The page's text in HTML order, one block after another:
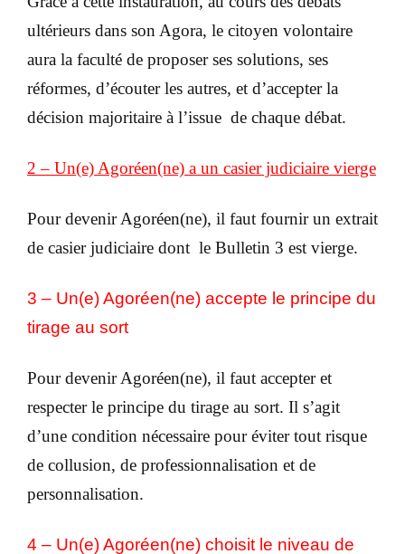
ultérieurs dans son Agora, le citoyen volontaire
aura la faculté de proposer ses solutions, ses
réformes, d’écouter les autres, et d’accepter la
décision majoritaire à l’issue de chaque débat.
2 – Un(e) Agoréen(ne) a un casier judiciaire vierge
Pour devenir Agoréen(ne), il faut fournir un extrait
de casier judiciaire dont le Bulletin 3 est vierge.
3 – Un(e) Agoréen(ne) accepte le principe du
tirage au sort
Pour devenir Agoréen(ne), il faut accepter et
respecter le principe du tirage au sort. Il s’agit
d’une condition nécessaire pour éviter tout risque
de collusion, de professionnalisation et de
personnalisation.
4 – Un(e) Agoréen(ne) choisit le niveau de